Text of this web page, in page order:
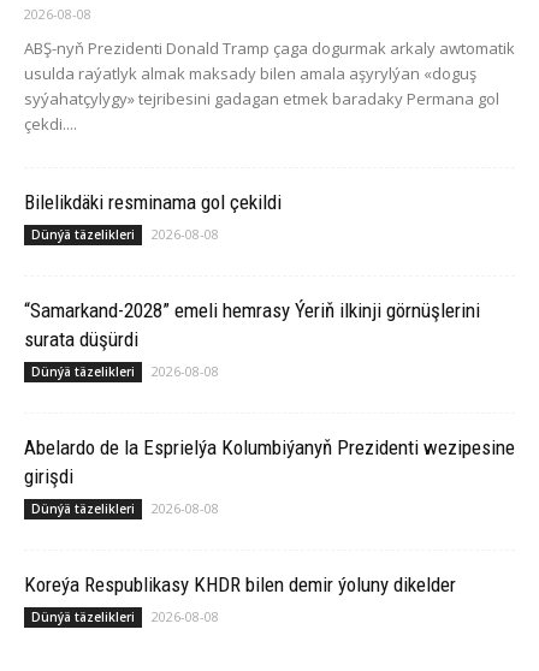
2026-08-08
ABŞ-nyň Prezidenti Donald Tramp çaga dogurmak arkaly awtomatik
usulda raýatlyk almak maksady bilen amala aşyrylýan «doguş
syýahatçylygy» tejribesini gadagan etmek baradaky Permana gol
çekdi....
Bilelikdäki resminama gol çekildi
Dünýä täzelikleri 2026-08-08
“Samarkand-2028” emeli hemrasy Ýeriň ilkinji görnüşlerini
surata düşürdi
Dünýä täzelikleri 2026-08-08
Abelardo de la Esprielýa Kolumbiýanyň Prezidenti wezipesine
girişdi
Dünýä täzelikleri 2026-08-08
Koreýa Respublikasy KHDR bilen demir ýoluny dikelder
Dünýä täzelikleri 2026-08-08